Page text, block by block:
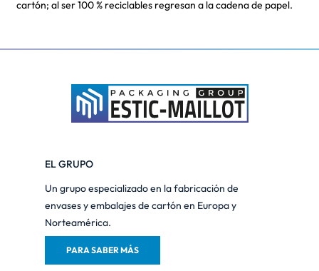
cartón; al ser 100 % reciclables regresan a la cadena de papel.
EL GRUPO
Un grupo especializado en la fabricación de
envases y embalajes de cartón en Europa y
Norteamérica.
PARA SABER MÁS